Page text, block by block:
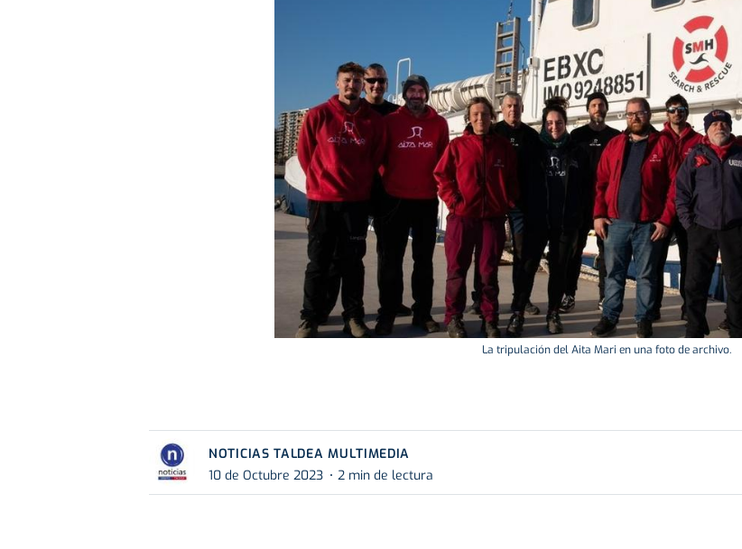
La tripulación del Aita Mari en una foto de archivo.
NOTICIAS TALDEA MULTIMEDIA
10 de Octubre 2023
2 min de lectura